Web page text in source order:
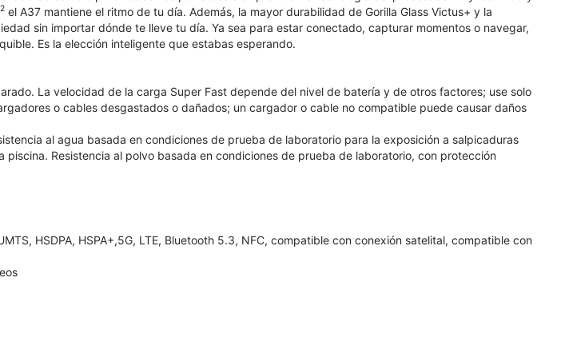
2 el A37 mantiene el ritmo de tu día. Además, la mayor durabilidad de Gorilla Glass Victus+ y la
sin importar dónde te lleve tu día. Ya sea para estar conectado, capturar momentos o navegar,
Es la elección inteligente que estabas esperando.
La velocidad de la carga Super Fast depende del nivel de batería y de otros factores; use solo
o cables desgastados o dañados; un cargador o cable no compatible puede causar daños
al agua basada en condiciones de prueba de laboratorio para la exposición a salpicaduras
piscina. Resistencia al polvo basada en condiciones de prueba de laboratorio, con protección
HSDPA, HSPA+,5G, LTE, Bluetooth 5.3, NFC, compatible con conexión satelital, compatible con